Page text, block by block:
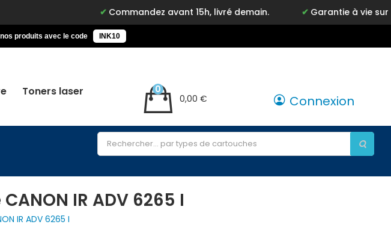
Commandez avant 15h, livré demain. Garantie à vie sur
produits avec le code INK10
Toners laser
0,00 €
0
Connexion
IR ADV 6265 I
IR ADV 6265 I